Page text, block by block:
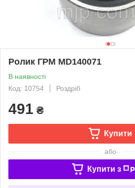
Ролик ГРМ MD140071
В наявності
Код: 10754
Роздріб
491 ₴
Купити
або
Купити з